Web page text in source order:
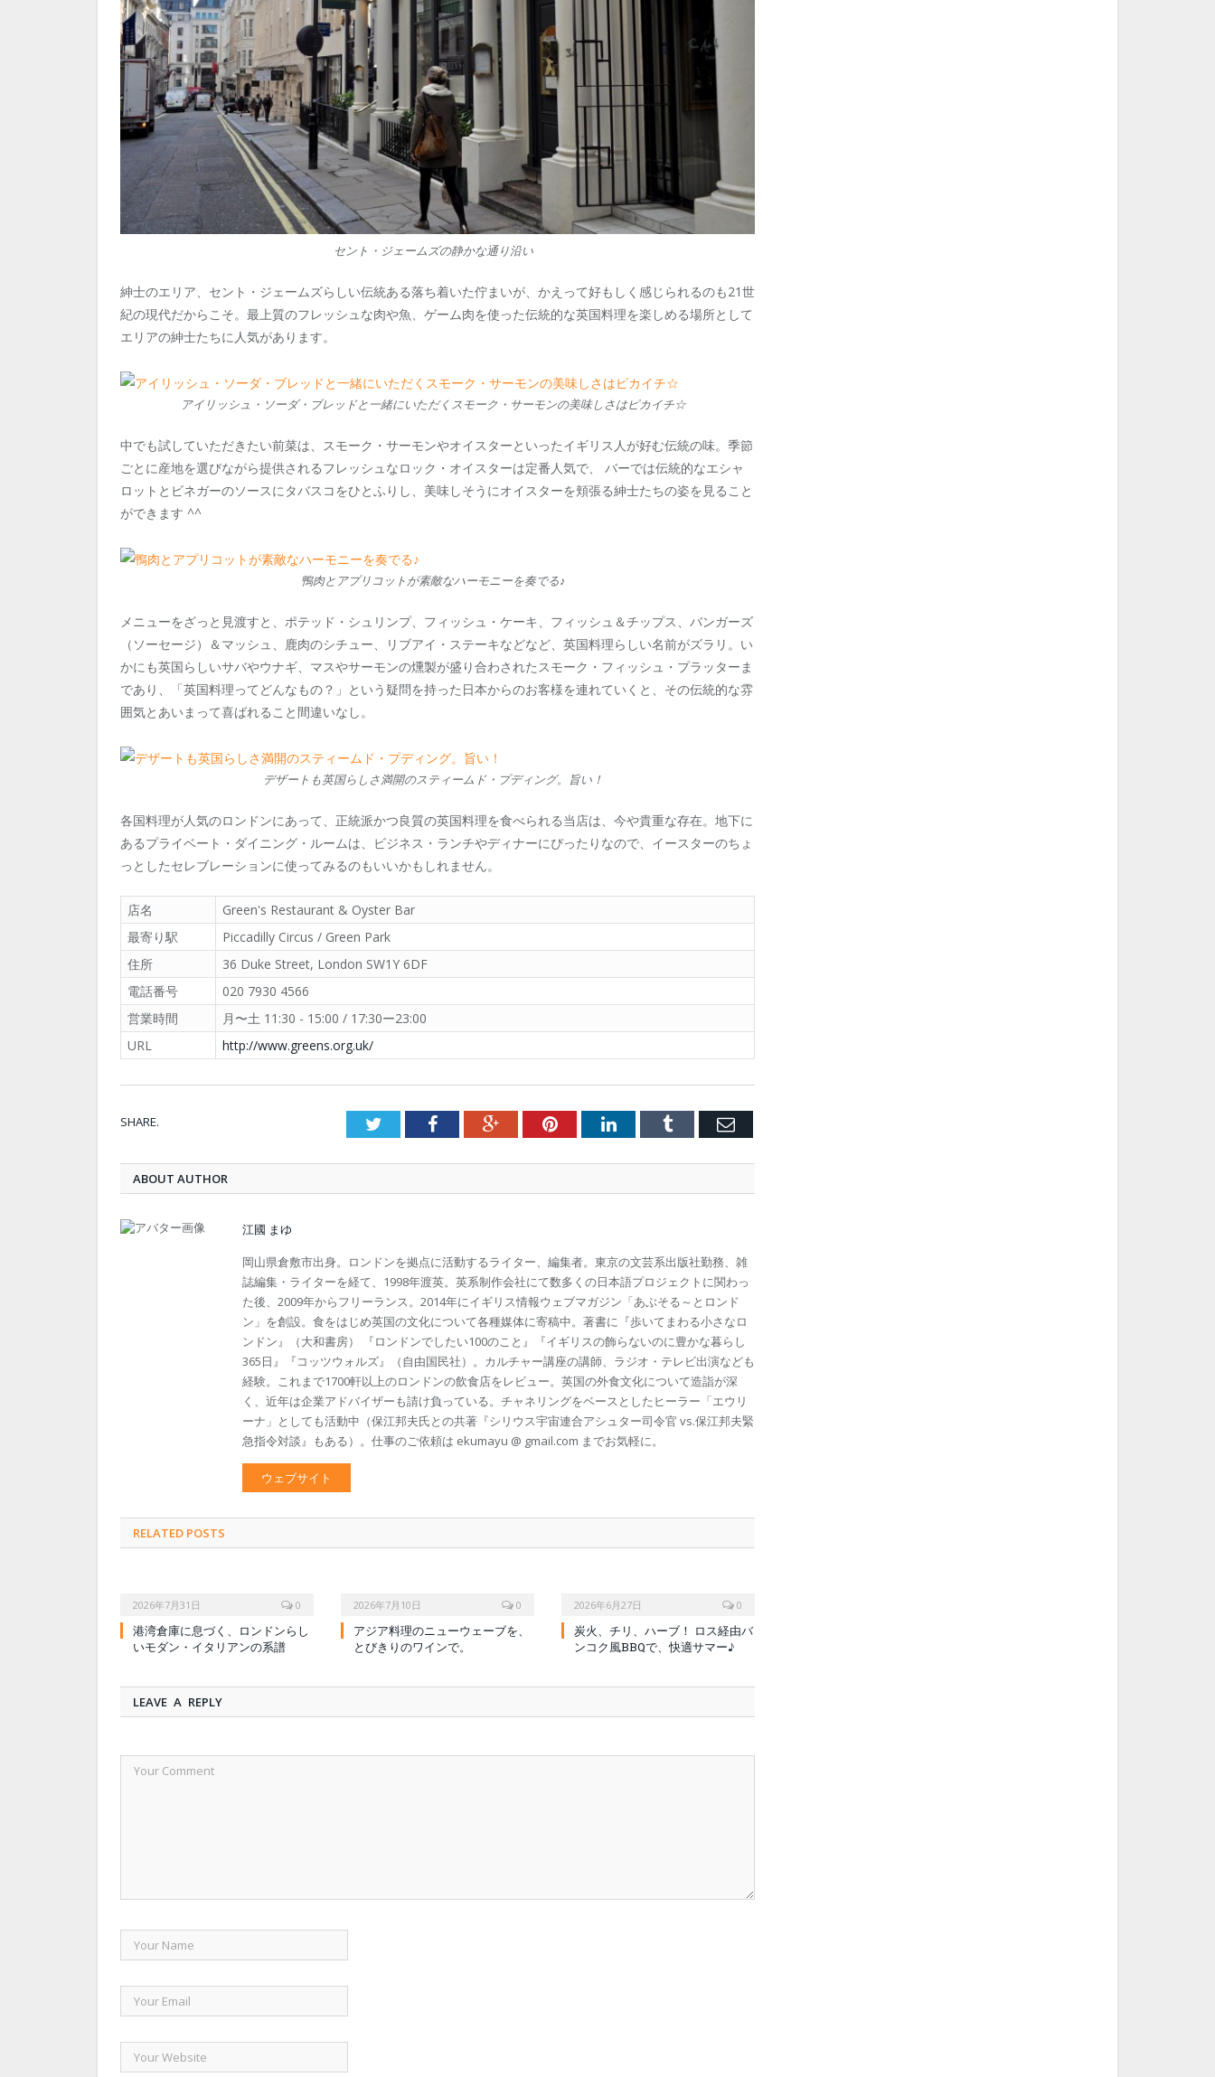
セント・ジェームズの静かな通り沿い
紳士のエリア、セント・ジェームズらしい伝統ある落ち着いた佇まいが、かえって好もしく感じられるのも21世
紀の現代だからこそ。最上質のフレッシュな肉や魚、ゲーム肉を使った伝統的な英国料理を楽しめる場所として
エリアの紳士たちに人気があります。
アイリッシュ・ソーダ・ブレッドと一緒にいただくスモーク・サーモンの美味しさはピカイチ☆
中でも試していただきたい前菜は、スモーク・サーモンやオイスターといったイギリス人が好む伝統の味。季節
ごとに産地を選びながら提供されるフレッシュなロック・オイスターは定番人気で、 バーでは伝統的なエシャ
ロットとビネガーのソースにタバスコをひとふりし、美味しそうにオイスターを頬張る紳士たちの姿を見ること
ができます ^^
鴨肉とアプリコットが素敵なハーモニーを奏でる♪
メニューをざっと見渡すと、ポテッド・シュリンプ、フィッシュ・ケーキ、フィッシュ＆チップス、バンガーズ
（ソーセージ）＆マッシュ、鹿肉のシチュー、リブアイ・ステーキなどなど、英国料理らしい名前がズラリ。い
かにも英国らしいサバやウナギ、マスやサーモンの燻製が盛り合わされたスモーク・フィッシュ・プラッターま
であり、「英国料理ってどんなもの？」という疑問を持った日本からのお客様を連れていくと、その伝統的な雰
囲気とあいまって喜ばれること間違いなし。
デザートも英国らしさ満開のスティームド・プディング。旨い！
各国料理が人気のロンドンにあって、正統派かつ良質の英国料理を食べられる当店は、今や貴重な存在。地下に
あるプライベート・ダイニング・ルームは、ビジネス・ランチやディナーにぴったりなので、イースターのちょ
っとしたセレブレーションに使ってみるのもいいかもしれません。
店名
Green's Restaurant & Oyster Bar
最寄り駅
Piccadilly Circus / Green Park
住所
36 Duke Street, London SW1Y 6DF
電話番号
020 7930 4566
営業時間
月〜土 11:30 - 15:00 / 17:30ー23:00
URL
http://www.greens.org.uk/
SHARE. TwitterFacebookGoogle+PinterestLinkedInTumblr Email
ABOUT AUTHOR
江國 まゆ
岡山県倉敷市出身。ロンドンを拠点に活動するライター、編集者。東京の文芸系出版社勤務、雑
誌編集・ライターを経て、1998年渡英。英系制作会社にて数多くの日本語プロジェクトに関わっ
た後、2009年からフリーランス。2014年にイギリス情報ウェブマガジン「あぶそる～とロンド
ン」を創設。食をはじめ英国の文化について各種媒体に寄稿中。著書に『歩いてまわる小さなロ
ンドン』（大和書房） 『ロンドンでしたい100のこと』『イギリスの飾らないのに豊かな暮らし
365日』『コッツウォルズ』（自由国民社）。カルチャー講座の講師、ラジオ・テレビ出演なども
経験。これまで1700軒以上のロンドンの飲食店をレビュー。英国の外食文化について造詣が深
く、近年は企業アドバイザーも請け負っている。チャネリングをベースとしたヒーラー「エウリ
ーナ」としても活動中（保江邦夫氏との共著『シリウス宇宙連合アシュター司令官 vs.保江邦夫緊
急指令対談』もある）。仕事のご依頼は ekumayu @ gmail.com までお気軽に。
ウェブサイト
RELATED POSTS
2026年7月31日 0
港湾倉庫に息づく、ロンドンらし
いモダン・イタリアンの系譜
2026年7月10日 0
アジア料理のニューウェーブを、
とびきりのワインで。
2026年6月27日 0
炭火、チリ、ハーブ！ ロス経由バ
ンコク風BBQで、快適サマー♪
LEAVE A REPLY